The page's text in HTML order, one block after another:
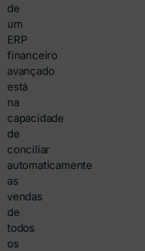
de
um
ERP
financeiro
avançado
está
na
capacidade
de
conciliar
automaticamente
as
vendas
de
todos
os